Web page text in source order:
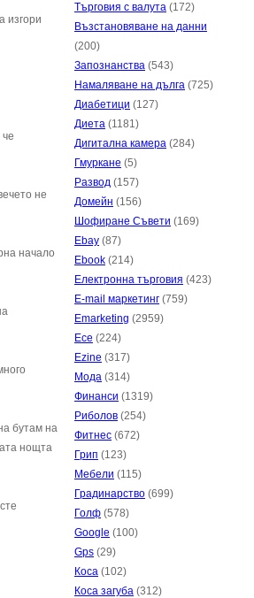
изгори
не
начало
бутам на
нощта
Търговия с валута (172)
Възстановяване на данни
(200)
Запознанства (543)
Намаляване на дълга (725)
Диабетици (127)
Диета (1181)
Дигитална камера (284)
Гмуркане (5)
Развод (157)
Домейн (156)
Шофиране Съвети (169)
Ebay (87)
Ebook (214)
Електронна търговия (423)
E-mail маркетинг (759)
Emarketing (2959)
Есе (224)
Ezine (317)
Мода (314)
Финанси (1319)
Риболов (254)
Фитнес (672)
Грип (123)
Мебели (115)
Градинарство (699)
Голф (578)
Google (100)
Gps (29)
Коса (102)
Коса загуба (312)